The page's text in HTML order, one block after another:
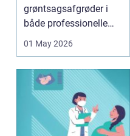
grøntsagsafgrøder i
både professionelle
køkkenhaver og større
landbrugspro...
01 May 2026